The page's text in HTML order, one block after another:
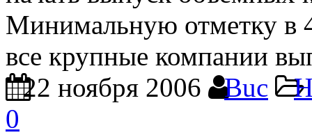
Минимальную отметку в
все крупные компании
22 ноября 2006
Buc
0